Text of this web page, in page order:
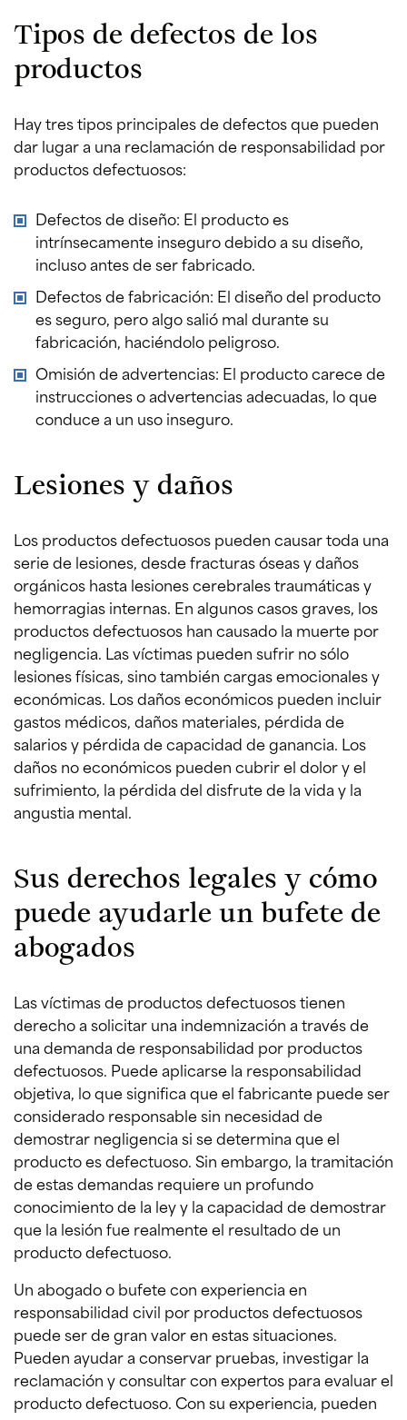
Tipos de defectos de los
productos
Hay tres tipos principales de defectos que pueden
dar lugar a una reclamación de responsabilidad por
productos defectuosos:
Defectos de diseño: El producto es
intrínsecamente inseguro debido a su diseño,
incluso antes de ser fabricado.
Defectos de fabricación: El diseño del producto
es seguro, pero algo salió mal durante su
fabricación, haciéndolo peligroso.
Omisión de advertencias: El producto carece de
instrucciones o advertencias adecuadas, lo que
conduce a un uso inseguro.
Lesiones y daños
Los productos defectuosos pueden causar toda una
serie de lesiones, desde fracturas óseas y daños
orgánicos hasta lesiones cerebrales traumáticas y
hemorragias internas. En algunos casos graves, los
productos defectuosos han causado la muerte por
negligencia. Las víctimas pueden sufrir no sólo
lesiones físicas, sino también cargas emocionales y
económicas. Los daños económicos pueden incluir
gastos médicos, daños materiales, pérdida de
salarios y pérdida de capacidad de ganancia. Los
daños no económicos pueden cubrir el dolor y el
sufrimiento, la pérdida del disfrute de la vida y la
angustia mental.
Sus derechos legales y cómo
puede ayudarle un bufete de
abogados
Las víctimas de productos defectuosos tienen
derecho a solicitar una indemnización a través de
una demanda de responsabilidad por productos
defectuosos. Puede aplicarse la responsabilidad
objetiva, lo que significa que el fabricante puede ser
considerado responsable sin necesidad de
demostrar negligencia si se determina que el
producto es defectuoso. Sin embargo, la tramitación
de estas demandas requiere un profundo
conocimiento de la ley y la capacidad de demostrar
que la lesión fue realmente el resultado de un
producto defectuoso.
Un abogado o bufete con experiencia en
responsabilidad civil por productos defectuosos
puede ser de gran valor en estas situaciones.
Pueden ayudar a conservar pruebas, investigar la
reclamación y consultar con expertos para evaluar el
producto defectuoso. Con su experiencia, pueden